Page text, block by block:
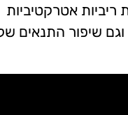
אטרקטיביות
שיפור התנאים